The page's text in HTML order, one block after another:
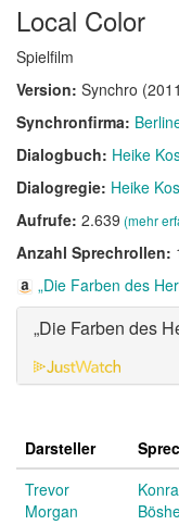
Local Color
Spielfilm
Version: Synchro
Synchronfirma:
Dialogbuch: Heike
Dialogregie: Heike
Aufrufe: 2.639 (mehr
Anzahl Sprechrollen:
„Die Farben des
„Die Farben des
Darsteller
Trevor
Morgan